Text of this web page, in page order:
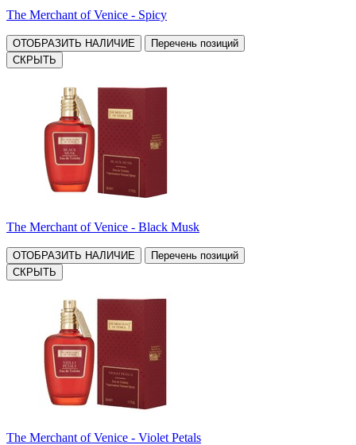
The Merchant of Venice - Spicy
ОТОБРАЗИТЬ НАЛИЧИЕ
Перечень позиций
СКРЫТЬ
The Merchant of Venice - Black Musk
ОТОБРАЗИТЬ НАЛИЧИЕ
Перечень позиций
СКРЫТЬ
The Merchant of Venice - Violet Petals